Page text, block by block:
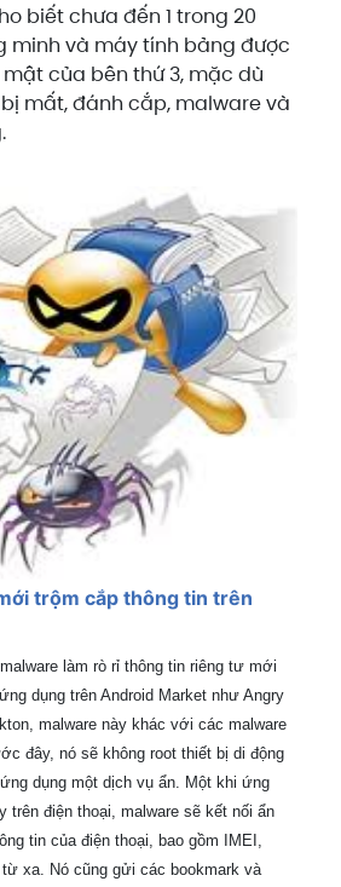
biết chưa đến 1 trong 20
minh và máy tính bảng được
của bên thứ 3, mặc dù
mất, đánh cắp, malware và
trộm cắp thông tin trên
làm rò rỉ thông tin riêng tư mới
dụng trên Android Market như Angry
malware này khác với các malware
đây, nó sẽ không root thiết bị di động
dụng một dịch vụ ẩn. Một khi ứng
trên điện thoại, malware sẽ kết nối ẩn
tin của điện thoại, bao gồm IMEI,
từ xa. Nó cũng gửi các bookmark và